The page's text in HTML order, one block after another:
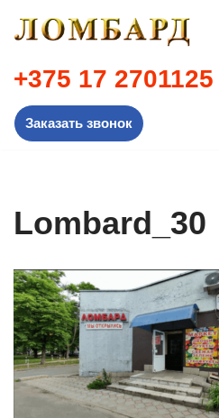
к
содержимому
+375 17 2701125
Заказать звонок
Lombard_30